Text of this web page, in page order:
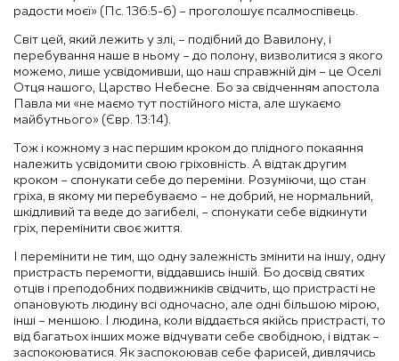
радости моєї» (Пс. 136:5-6) – проголошує псалмоспівець.
Світ цей, який лежить у злі, – подібний до Вавилону, і
перебування наше в ньому – до полону, визволитися з якого
можемо, лише усвідомивши, що наш справжній дім – це Оселі
Отця нашого, Царство Небесне. Бо за свідченням апостола
Павла ми «не маємо тут постійного міста, але шукаємо
майбутнього» (Євр. 13:14).
Тож і кожному з нас першим кроком до плідного покаяння
належить усвідомити свою гріховність. А відтак другим
кроком – спонукати себе до переміни. Розуміючи, що стан
гріха, в якому ми перебуваємо – не добрий, не нормальний,
шкідливий та веде до загибелі, – спонукати себе відкинути
гріх, перемінити своє життя.
І перемінити не тим, що одну залежність змінити на іншу, одну
пристрасть перемогти, віддавшись іншій. Бо досвід святих
отців і преподобних подвижників свідчить, що пристрасті не
опановують людину всі одночасно, але одні більшою мірою,
інші – меншою. І людина, коли віддається якійсь пристрасті, то
від багатьох інших може відчувати себе свобідною, і відтак –
заспокоюватися. Як заспокоював себе фарисей, дивлячись